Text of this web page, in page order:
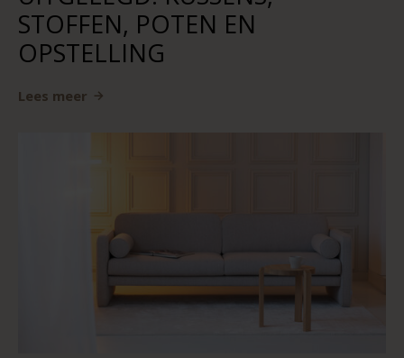
STOFFEN, POTEN EN
OPSTELLING
Lees meer